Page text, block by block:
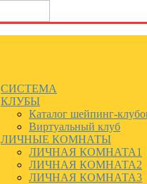
СИСТЕМА
КЛУБЫ
Каталог шейпинг-
Виртуальный клуб
ЛИЧНЫЕ КОМНАТЫ
ЛИЧНАЯ КОМНАТА1
ЛИЧНАЯ КОМНАТА2
ЛИЧНАЯ КОМНАТА3